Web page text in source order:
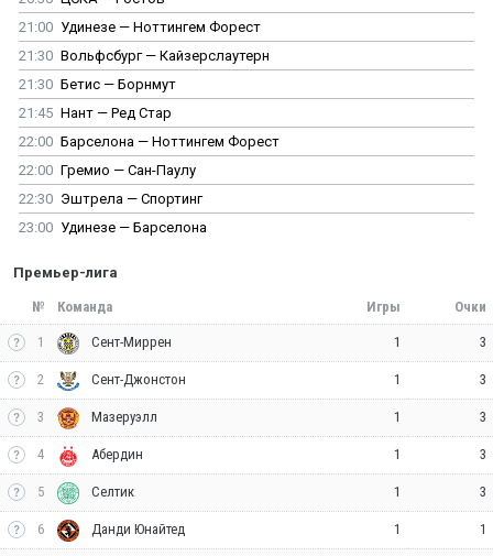
21:00 Удинезе — Ноттингем Форест
21:30 Вольфсбург — Кайзерслаутерн
21:30 Бетис — Борнмут
21:45 Нант — Ред Стар
22:00 Барселона — Ноттингем Форест
22:00 Гремио — Сан-Паулу
22:30 Эштрела — Спортинг
23:00 Удинезе — Барселона
Премьер-лига
№ Команда Игры Очки
1 Сент-Миррен 1 3
2 Сент-Джонстон 1 3
3 Мазеруэлл 1 3
4 Абердин 1 3
5 Селтик 1 3
6 Данди Юнайтед 1 1